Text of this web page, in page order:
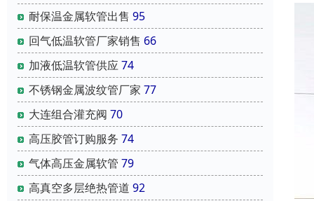
耐保温金属软管出售 95
回气低温软管厂家销售 66
加液低温软管供应74
不锈钢金属波纹管厂家 77
大连组合灌充阀 70
高压胶管订购服务 74
气体高压金属软管 79
高真空多层绝热管道 92